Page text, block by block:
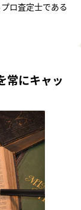
ロ査定士である
常にキャッ